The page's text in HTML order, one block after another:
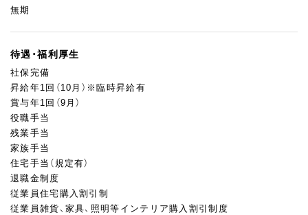
無期
待遇・福利厚生
社保完備
昇給年1回（10月）※臨時昇給有
賞与年1回（9月）
役職手当
残業手当
家族手当
住宅手当（規定有）
退職金制度
従業員住宅購入割引制
従業員雑貨、家具、照明等インテリア購入割引制度